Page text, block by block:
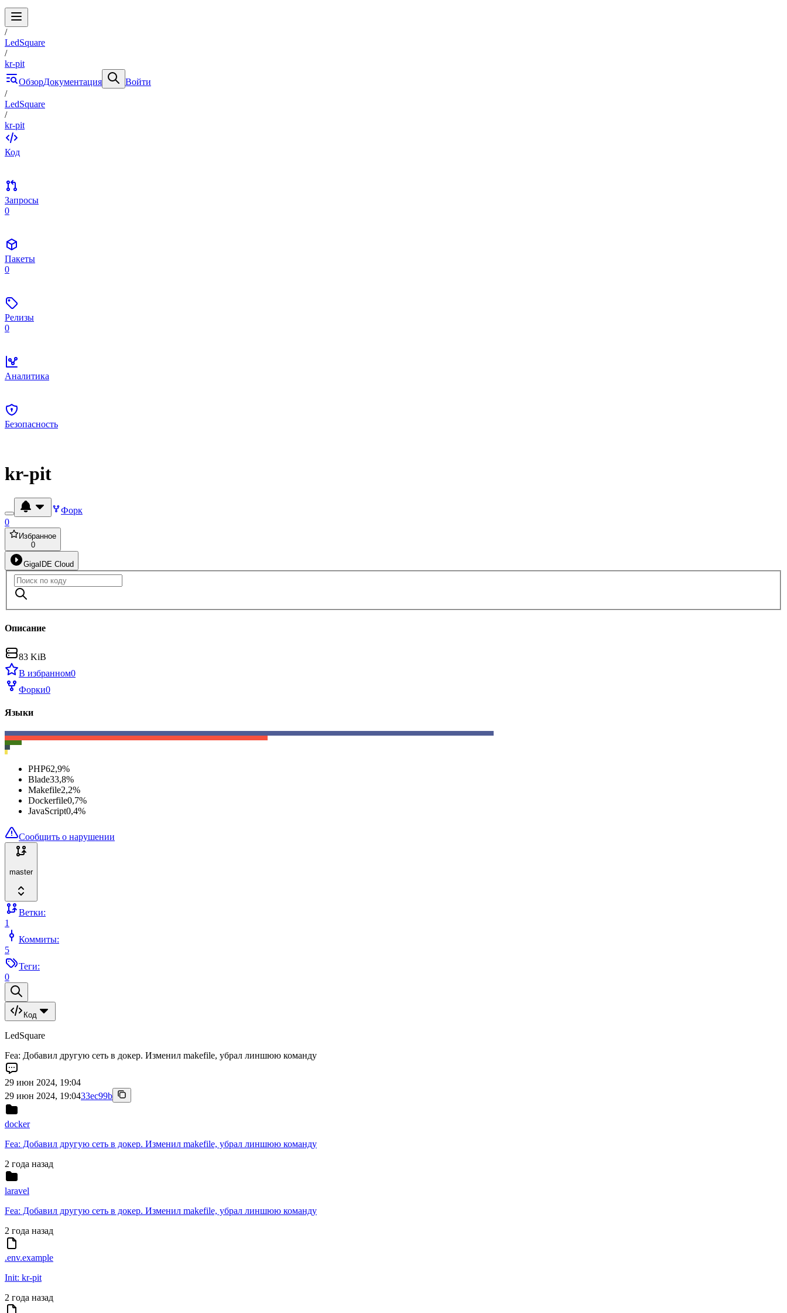
/
LedSquare
/
kr-pit
ОбзорДокументация
Войти
/
LedSquare
/
kr-pit
Код
Запросы
0
Пакеты
0
Релизы
0
Аналитика
Безопасность
kr-pit
Форк
0
Избранное
0
GigaIDE Cloud
Описание
83 KiB
В избранном0
Форки0
Языки
PHP62,9%
Blade33,8%
Makefile2,2%
Dockerfile0,7%
JavaScript0,4%
Сообщить о нарушении
master
Ветки:
1
Коммиты:
5
Теги:
0
Код
LedSquare
Fea: Добавил другую сеть в докер. Изменил makefile, убрал линшюю команду
29 июн 2024, 19:04
29 июн 2024, 19:0433ec99b
docker
Fea: Добавил другую сеть в докер. Изменил makefile, убрал линшюю команду
2 года назад
laravel
Fea: Добавил другую сеть в докер. Изменил makefile, убрал линшюю команду
2 года назад
.env.example
Init: kr-pit
2 года назад